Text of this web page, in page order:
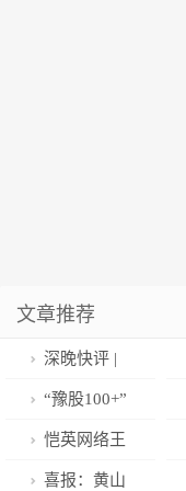
文章推荐
深晚快评 |
拥抱流动的活
力深圳
“豫股100+”
特展明日开
展，全景展示
恺英网络王
悦：33岁成富
喜报：黄山